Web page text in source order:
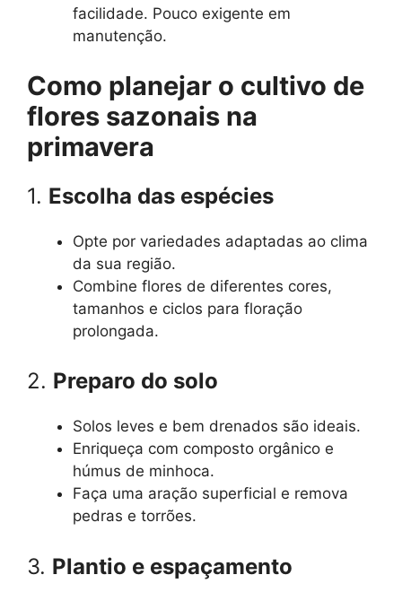
facilidade. Pouco exigente em
manutenção.
Como planejar o cultivo de
flores sazonais na
primavera
1. Escolha das espécies
Opte por variedades adaptadas ao clima
da sua região.
Combine flores de diferentes cores,
tamanhos e ciclos para floração
prolongada.
2. Preparo do solo
Solos leves e bem drenados são ideais.
Enriqueça com composto orgânico e
húmus de minhoca.
Faça uma aração superficial e remova
pedras e torrões.
3. Plantio e espaçamento